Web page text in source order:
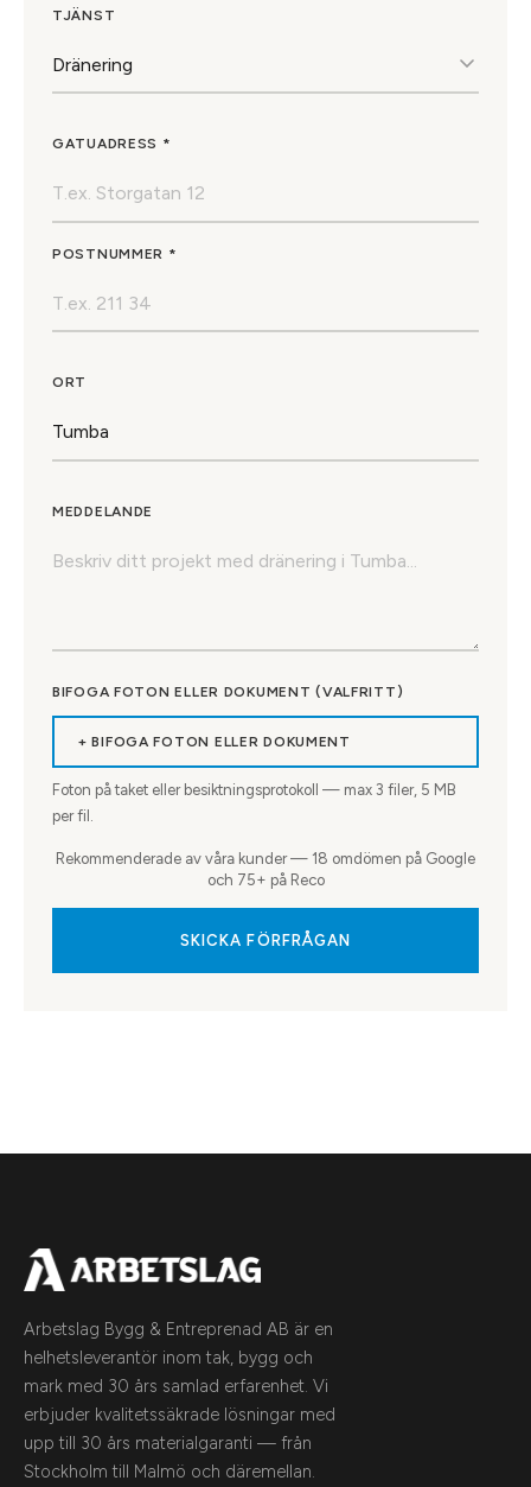
TJÄNST
GATUADRESS *
POSTNUMMER *
ORT
MEDDELANDE
BIFOGA FOTON ELLER DOKUMENT (VALFRITT)
+ BIFOGA FOTON ELLER DOKUMENT
Foton på taket eller besiktningsprotokoll — max 3 filer, 5 MB
per fil.
Rekommenderade av våra kunder — 18 omdömen på Google
och 75+ på Reco
SKICKA FÖRFRÅGAN
Arbetslag Bygg & Entreprenad AB är en
helhetsleverantör inom tak, bygg och
mark med 30 års samlad erfarenhet. Vi
erbjuder kvalitetssäkrade lösningar med
upp till 30 års materialgaranti — från
Stockholm till Malmö och däremellan.